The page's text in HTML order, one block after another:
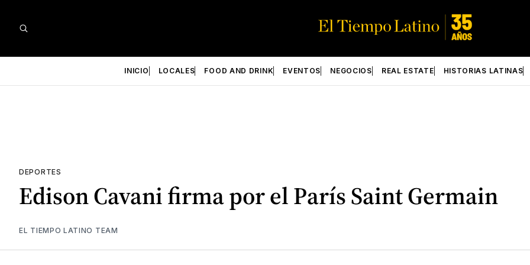
INICIO LOCALES FOOD AND DRINK EVENTOS NEGOCIOS REAL ESTATE HISTORIAS LATINAS
DEPORTES
Edison Cavani firma por el París Saint Germain
EL TIEMPO LATINO TEAM